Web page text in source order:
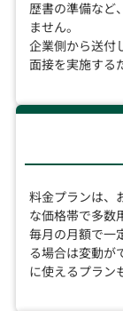
歴書の準備など
ません。
企業側から送付
面接を実施する
料金プランは、
な価格帯で多数
毎月の月額で一
る場合は変動が
に使えるプラン